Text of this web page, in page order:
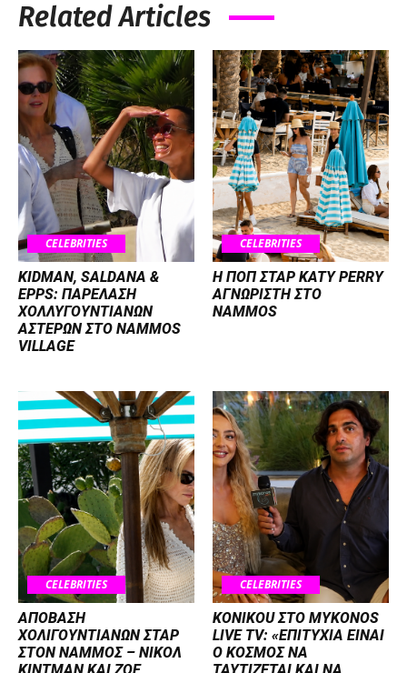
Related Articles
CELEBRITIES
KIDMAN, SALDANA &
EPPS: ΠΑΡΕΛΑΣΗ
ΧΟΛΛΥΓΟΥΝΤΙΑΝΩΝ
ΑΣΤΕΡΩΝ ΣΤΟ NAMMOS
VILLAGE
CELEBRITIES
H ΠΟΠ ΣΤΑΡ KATY PERRY
ΑΓΝΩΡΙΣΤΗ ΣΤΟ
NAMMOS
CELEBRITIES
ΑΠΟΒΑΣΗ
ΧΟΛΙΓΟΥΝΤΙΑΝΩΝ ΣΤΑΡ
ΣΤΟΝ NΑΜΜΟΣ – ΝΙΚΟΛ
ΚΙΝΤΜΑΝ ΚΑΙ ΖΟΕ
CELEBRITIES
KONIKOU ΣΤΟ MYKONOS
LIVE TV: «ΕΠΙΤΥΧΙΑ ΕΙΝΑΙ
Ο ΚΟΣΜΟΣ ΝΑ
ΤΑΥΤΙΖΕΤΑΙ KAI ΝΑ